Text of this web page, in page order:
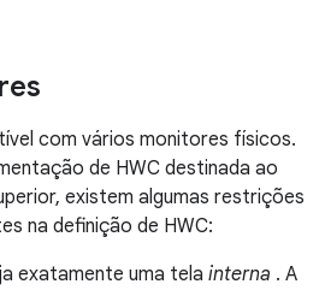
com vários monitores físicos.
de HWC destinada ao
existem algumas restrições
na definição de HWC:
exatamente uma tela interna . A